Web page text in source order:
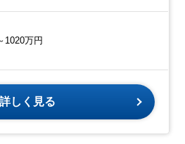
1020万円
詳しく見る